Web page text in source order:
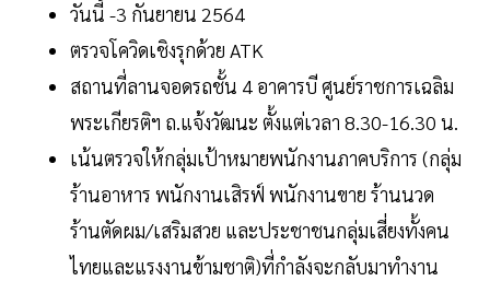
วันนี้ -3 กันยายน 2564
ตรวจโควิดเชิงรุกด้วย ATK
สถานที่ลานจอดรถชั้น 4 อาคารบี ศูนย์ราชการเฉลิม
พระเกียรติฯ ถ.แจ้งวัฒนะ ตั้งแต่เวลา 8.30-16.30 น.
เน้นตรวจให้กลุ่มเป้าหมายพนักงานภาคบริการ (กลุ่ม
ร้านอาหาร พนักงานเสิรฟ์ พนักงานขาย ร้านนวด
ร้านตัดผม/เสริมสวย และประชาชนกลุ่มเสี่ยงทั้งคน
ไทยและแรงงานข้ามชาติ)ที่กำลังจะกลับมาทำงาน